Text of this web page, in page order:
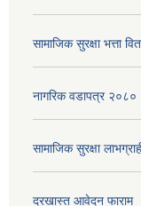
सामाजिक सुरक्षा भत्ता
नागरिक वडापत्र २०८०
सामाजिक सुरक्षा
दरखास्त आवेदन फाराम